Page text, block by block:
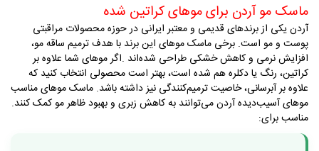
ماسک مو آردن برای موهای کراتین شده
آردن یکی از برندهای قدیمی و معتبر ایرانی در حوزه محصولات مراقبتی
پوست و مو است. برخی ماسک موهای این برند با هدف ترمیم ساقه مو،
افزایش نرمی و کاهش خشکی طراحی شده‌اند .اگر موهای شما علاوه بر
کراتین، رنگ یا دکلره هم شده است، بهتر است محصولی انتخاب کنید که
علاوه بر آبرسانی، خاصیت ترمیم‌کنندگی نیز داشته باشد. ماسک موهای مناسب
موهای آسیب‌دیده آردن می‌توانند به کاهش زبری و بهبود ظاهر مو کمک کنند.
مناسب برای: